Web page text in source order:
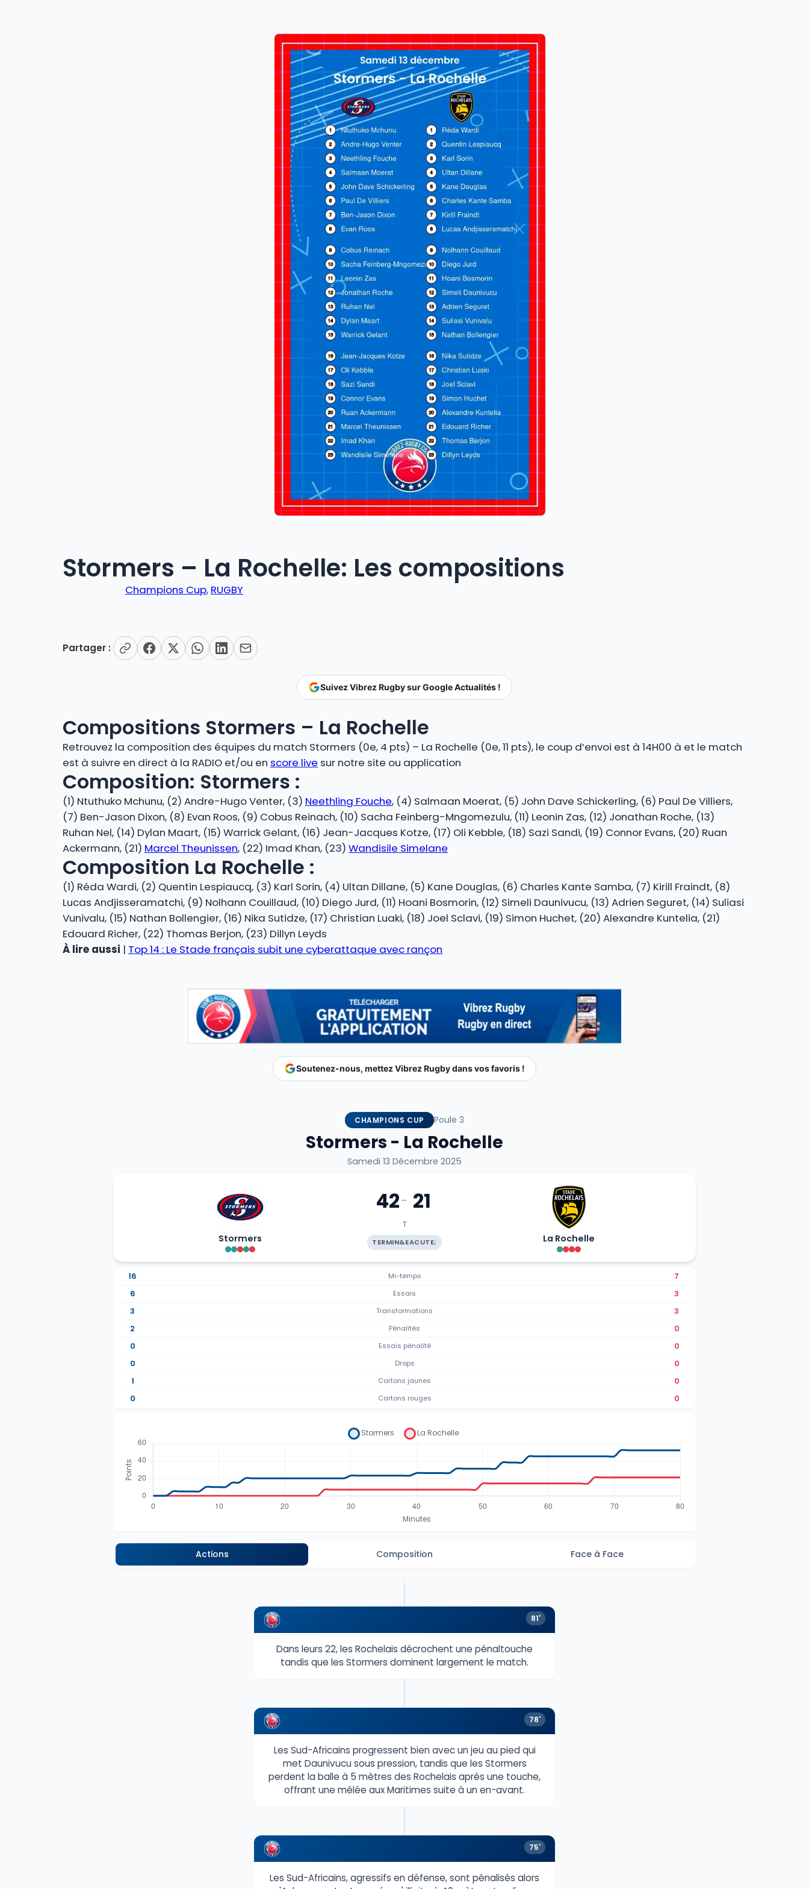
Stormers – La Rochelle: Les compositions
Champions Cup, RUGBY
Partager :
Suivez Vibrez Rugby sur Google Actualités !
Compositions Stormers – La Rochelle
Retrouvez la composition des équipes du match Stormers (0e, 4 pts) – La Rochelle (0e, 11 pts), le coup d’envoi est à 14H00 à et le match
est à suivre en direct à la RADIO et/ou en score live sur notre site ou application
Composition: Stormers :
(1) Ntuthuko Mchunu, (2) Andre-Hugo Venter, (3) Neethling Fouche, (4) Salmaan Moerat, (5) John Dave Schickerling, (6) Paul De Villiers,
(7) Ben-Jason Dixon, (8) Evan Roos, (9) Cobus Reinach, (10) Sacha Feinberg-Mngomezulu, (11) Leonin Zas, (12) Jonathan Roche, (13)
Ruhan Nel, (14) Dylan Maart, (15) Warrick Gelant, (16) Jean-Jacques Kotze, (17) Oli Kebble, (18) Sazi Sandi, (19) Connor Evans, (20) Ruan
Ackermann, (21) Marcel Theunissen, (22) Imad Khan, (23) Wandisile Simelane
Composition La Rochelle :
(1) Réda Wardi, (2) Quentin Lespiaucq, (3) Karl Sorin, (4) Ultan Dillane, (5) Kane Douglas, (6) Charles Kante Samba, (7) Kirill Fraindt, (8)
Lucas Andjisseramatchi, (9) Nolhann Couillaud, (10) Diego Jurd, (11) Hoani Bosmorin, (12) Simeli Daunivucu, (13) Adrien Seguret, (14) Suliasi
Vunivalu, (15) Nathan Bollengier, (16) Nika Sutidze, (17) Christian Luaki, (18) Joel Sclavi, (19) Simon Huchet, (20) Alexandre Kuntelia, (21)
Edouard Richer, (22) Thomas Berjon, (23) Dillyn Leyds
À lire aussi | Top 14 : Le Stade français subit une cyberattaque avec rançon
Soutenez-nous, mettez Vibrez Rugby dans vos favoris !
CHAMPIONS CUP Poule 3
Stormers - La Rochelle
Samedi 13 Décembre 2025
Stormers
42- 21
T
TERMIN&EACUTE; La Rochelle
16 Mi-temps
7
6
Essais
3
3
Transformations
3
2
Pénalités
0
0
Essais pénalité
0
0
Drops
0
1
Cartons jaunes
0
0
Cartons rouges 0
Actions Composition Face à Face
81'
Dans leurs 22, les Rochelais décrochent une pénaltouche
tandis que les Stormers dominent largement le match.
78'
Les Sud-Africains progressent bien avec un jeu au pied qui
met Daunivucu sous pression, tandis que les Stormers
perdent la balle à 5 mètres des Rochelais après une touche,
offrant une mêlée aux Maritimes suite à un en-avant.
75'
Les Sud-Africains, agressifs en défense, sont pénalisés alors